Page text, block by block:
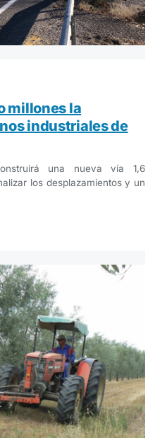
millones la
industriales de
una nueva vía 1,6
los desplazamientos y un